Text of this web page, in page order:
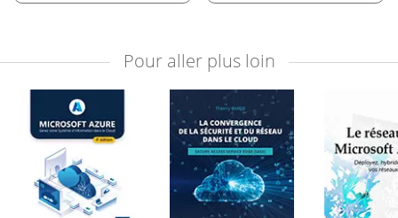
Pour aller plus loin